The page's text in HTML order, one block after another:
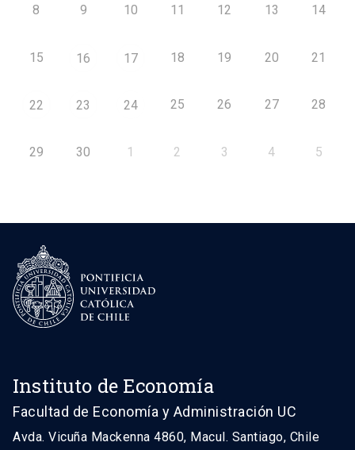
8 9 10 11 12 13 14
15 16 17 18 19 20 21
22 23 24 25 26 27 28
29 30 1 2 3 4 5
Instituto de Economía
Facultad de Economía y Administración UC
Avda. Vicuña Mackenna 4860, Macul. Santiago, Chile